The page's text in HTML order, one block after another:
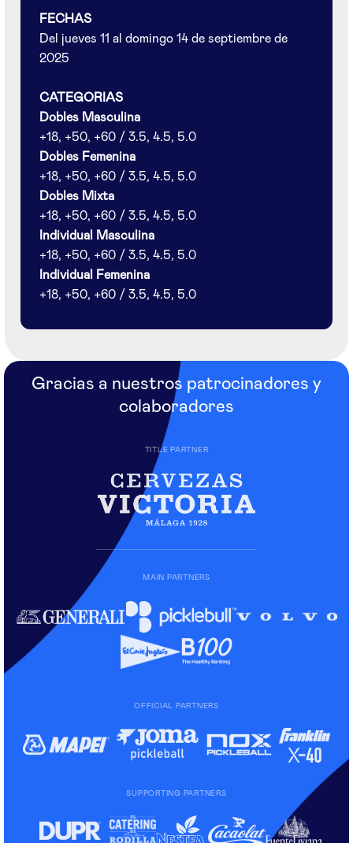
FECHAS
Del jueves 11 al domingo 14 de septiembre de
2025
CATEGORIAS
Dobles Masculina
+18, +50, +60 / 3.5, 4.5, 5.0
Dobles Femenina
+18, +50, +60 / 3.5, 4.5, 5.0
Dobles Mixta
+18, +50, +60 / 3.5, 4.5, 5.0
Individual Masculina
+18, +50, +60 / 3.5, 4.5, 5.0
Individual Femenina
+18, +50, +60 / 3.5, 4.5, 5.0
Gracias a nuestros patrocinadores y
colaboradores
TITLE PARTNER
MAIN PARTNERS
OFFICIAL PARTNERS
SUPPORTING PARTNERS